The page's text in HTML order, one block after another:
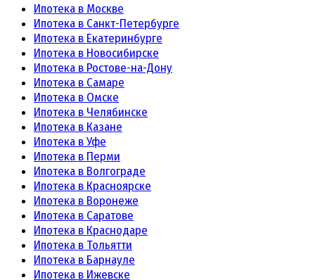
Ипотека в Москве
Ипотека в Санкт-Петербурге
Ипотека в Екатеринбурге
Ипотека в Новосибирске
Ипотека в Ростове-на-Дону
Ипотека в Самаре
Ипотека в Омске
Ипотека в Челябинске
Ипотека в Казане
Ипотека в Уфе
Ипотека в Перми
Ипотека в Волгограде
Ипотека в Красноярске
Ипотека в Воронеже
Ипотека в Саратове
Ипотека в Краснодаре
Ипотека в Тольятти
Ипотека в Барнауле
Ипотека в Ижевске